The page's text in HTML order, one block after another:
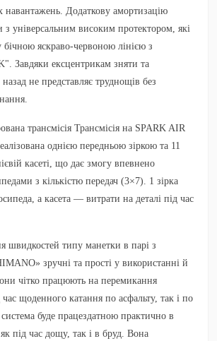
навантажень. Додаткову амортизацію
універсальним високим протектором, які
бічною яскраво-червоною лінією з
Завдяки ексцентрикам зняти та
не представляє труднощів без
трансмісія Трансмісія на SPARK AIR
однією передньою зіркою та 11
касеті, що дає змогу впевнено
з кількістю передач (3×7). 1 зірка
а касета — витрати на деталі під час
швидкостей типу манетки в парі з
зручні та прості у використанні й
чітко працюють на перемикання
щоденного катання по асфальту, так і по
буде працездатною практично в
під час дощу, так і в бруд. Вона